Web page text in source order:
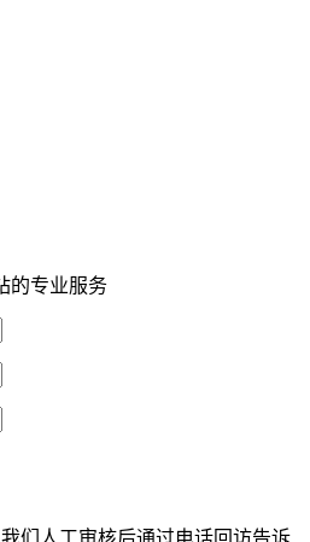
的专业服务
们人工审核后通过电话回访告诉